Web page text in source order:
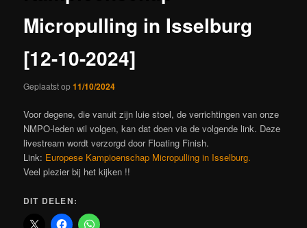
Micropulling in Isselburg
[12-10-2024]
Geplaatst op11/10/2024
Voor degene, die vanuit zijn luie stoel, de verrichtingen van onze
NMPO-leden wil volgen, kan dat doen via de volgende link. Deze
livestream wordt verzorgd door Floating Finish.
Link: Europese Kampioenschap Micropulling in Isselburg.
Veel plezier bij het kijken !!
DIT DELEN: